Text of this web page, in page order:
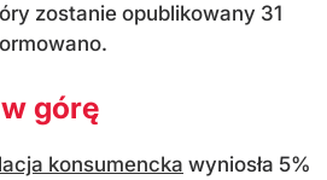
zostanie opublikowany 31
górę
konsumencka wyniosła 5%